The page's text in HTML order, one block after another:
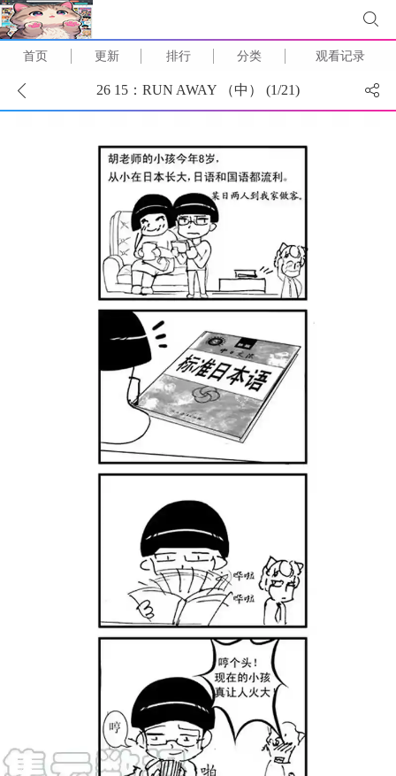
首页 更新 排行 分类 观看记录
26 15：RUN AWAY （中） (1/21)